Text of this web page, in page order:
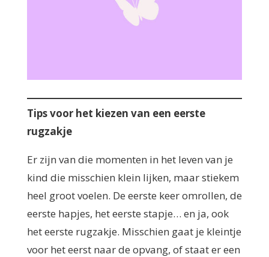
Tips voor het kiezen van een eerste
rugzakje
Er zijn van die momenten in het leven van je
kind die misschien klein lijken, maar stiekem
heel groot voelen. De eerste keer omrollen, de
eerste hapjes, het eerste stapje… en ja, ook
het eerste rugzakje. Misschien gaat je kleintje
voor het eerst naar de opvang, of staat er een